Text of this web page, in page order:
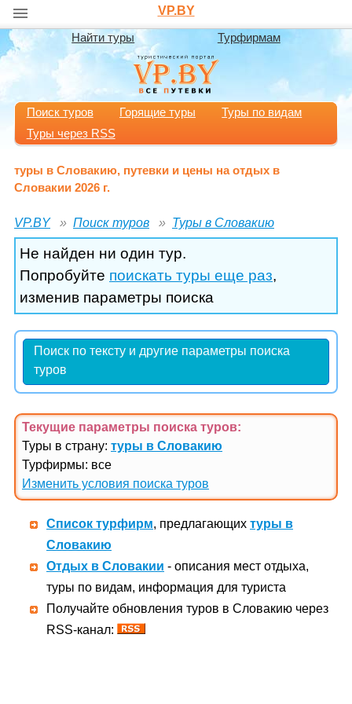
VP.BY
Найти туры Турфирмам
Поиск туров Горящие туры
Туры по видам
Туры через RSS
туры в Словакию, путевки и цены на отдых в
Словакии 2026 г.
VP.BY Поиск туров Туры в Словакию
Не найден ни один тур.
Попробуйте поискать туры еще раз,
изменив параметры поиска
Поиск по тексту и другие параметры поиска
туров
Текущие параметры поиска туров:
Туры в страну: туры в Словакию
Турфирмы: все
Изменить условия поиска туров
Список турфирм, предлагающих туры в
Словакию
Отдых в Словакии - описания мест отдыха,
туры по видам, информация для туриста
Получайте обновления туров в Словакию через
RSS-канал: